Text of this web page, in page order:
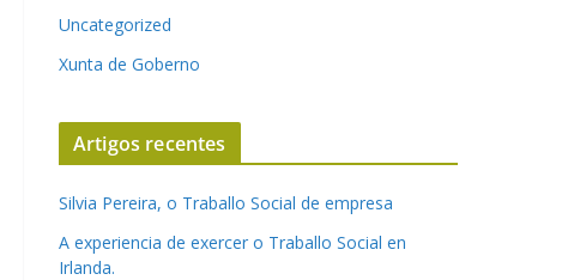
Uncategorized
Xunta de Goberno
Artigos recentes
Silvia Pereira, o Traballo Social de empresa
A experiencia de exercer o Traballo Social en
Irlanda.